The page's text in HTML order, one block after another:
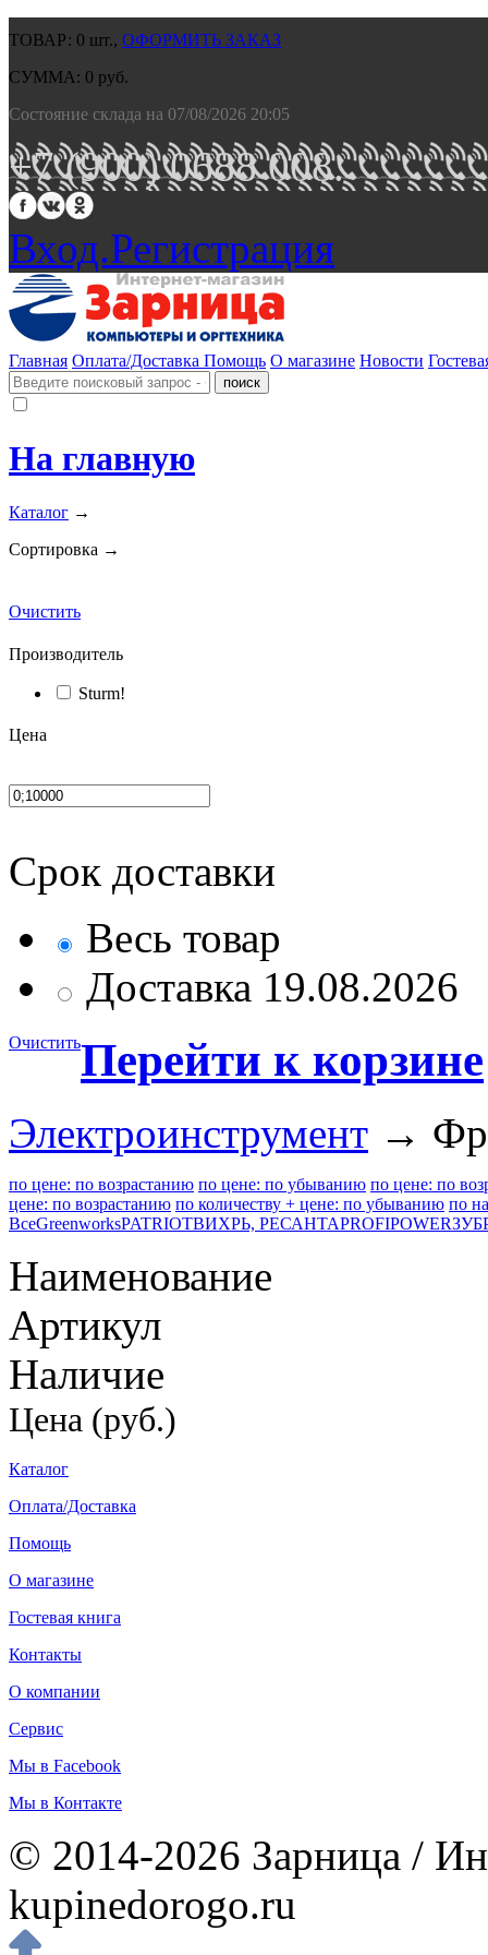
ТОВАР: 0 шт., ОФОРМИТЬ ЗАКАЗ
СУММА: 0 руб.
Состояние склада на 07/08/2026 20:05
+7 (900) 0688 008.
Вход.Регистрация
Главная Оплата/Доставка Помощь О магазине Новости
На главную
Каталог →
Сортировка →
Очистить
Производитель
Sturm!
Цена
Срок доставки
Весь товар
Доставка 19.08.2026
ОчиститьПерейти к корзине
Электроинструмент →
по цене: по возрастанию по цене: по убыванию по цене: по
цене: по возрастанию по количеству + цене: по убыванию по
ВсеGreenworksPATRIOTВИХРЬ, РЕСАНТАPROFIPOWER
Наименование
Артикул
Наличие
Цена (руб.)
Каталог
Оплата/Доставка
Помощь
О магазине
Гостевая книга
Контакты
О компании
Сервис
Мы в Facebook
Мы в Контакте
© 2014-2026 Зарница /
kupinedorogo.ru